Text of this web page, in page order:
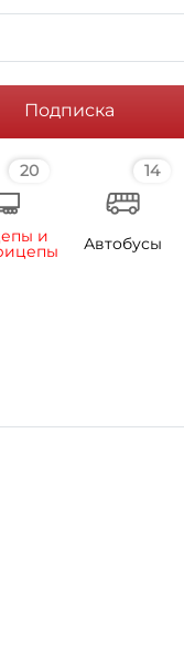
Подписка
20
и
14
Автобусы